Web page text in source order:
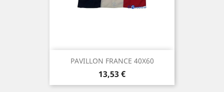
PAVILLON FRANCE 40X60
Prix
13,53 €